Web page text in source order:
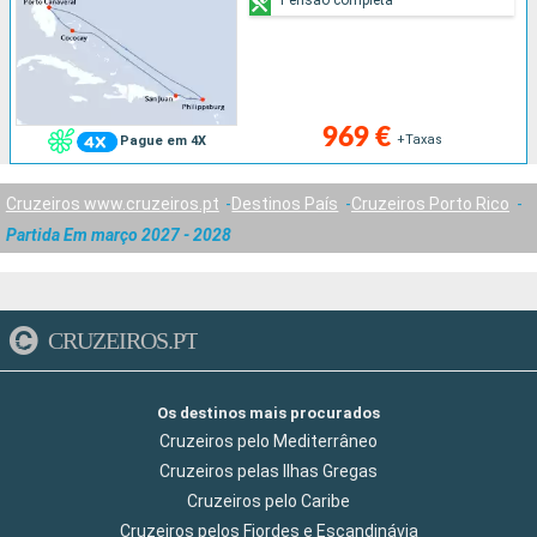
Pague em 4X 969 € +Taxas
Cruzeiros www.cruzeiros.pt Destinos País
Cruzeiros Porto Rico
Partida Em março 2027 - 2028
CRUZEIROS.PT
Os destinos mais procurados
Cruzeiros pelo Mediterrâneo
Cruzeiros pelas Ilhas Gregas
Cruzeiros pelo Caribe
Cruzeiros pelos Fiordes e Escandinávia